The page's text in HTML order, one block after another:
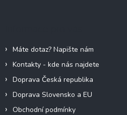
Máte dotaz? Napište nám
Kontakty - kde nás najdete
Doprava Česká republika
Doprava Slovensko a EU
Obchodní podmínky